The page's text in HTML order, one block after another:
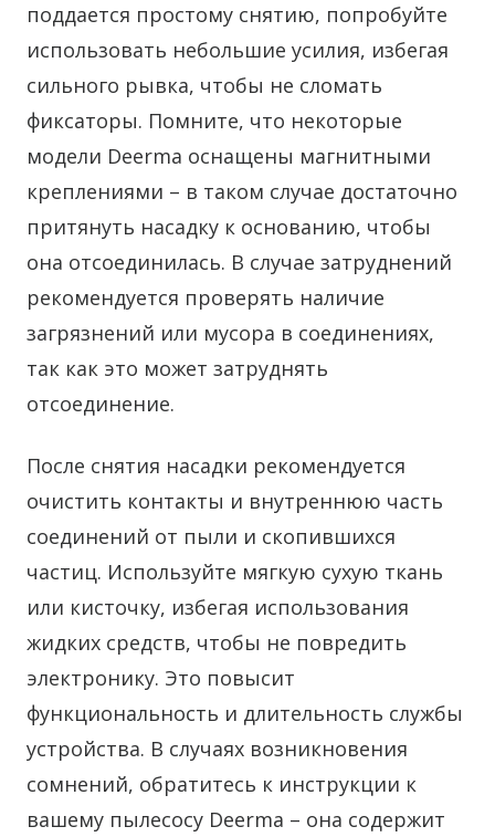
поддается простому снятию, попробуйте
использовать небольшие усилия, избегая
сильного рывка, чтобы не сломать
фиксаторы. Помните, что некоторые
модели Deerma оснащены магнитными
креплениями – в таком случае достаточно
притянуть насадку к основанию, чтобы
она отсоединилась. В случае затруднений
рекомендуется проверять наличие
загрязнений или мусора в соединениях,
так как это может затруднять
отсоединение.
После снятия насадки рекомендуется
очистить контакты и внутреннюю часть
соединений от пыли и скопившихся
частиц. Используйте мягкую сухую ткань
или кисточку, избегая использования
жидких средств, чтобы не повредить
электронику. Это повысит
функциональность и длительность службы
устройства. В случаях возникновения
сомнений, обратитесь к инструкции к
вашему пылесосу Deerma – она содержит